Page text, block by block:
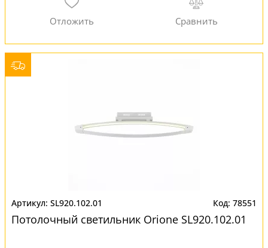
SL920.102.01 78551
Потолочный светильник Orione SL920.102.01